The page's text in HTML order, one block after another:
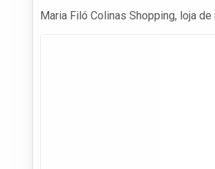
Maria Filó Colinas Shopping, loja